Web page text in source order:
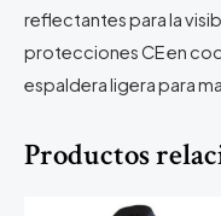
reflectantes para la
protecciones CE en
espaldera ligera para
Productos